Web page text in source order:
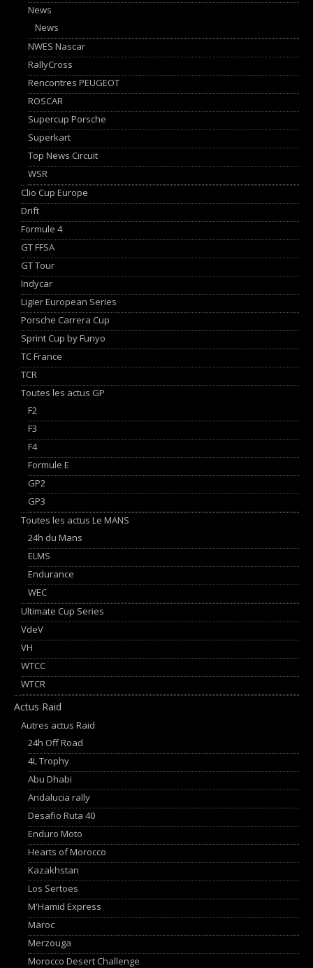
News
News
NWES Nascar
RallyCross
Rencontres PEUGEOT
ROSCAR
Supercup Porsche
Superkart
Top News Circuit
WSR
Clio Cup Europe
Drift
Formule 4
GT FFSA
GT Tour
Indycar
Ligier European Series
Porsche Carrera Cup
Sprint Cup by Funyo
TC France
TCR
Toutes les actus GP
F2
F3
F4
Formule E
GP2
GP3
Toutes les actus Le MANS
24h du Mans
ELMS
Endurance
WEC
Ultimate Cup Series
VdeV
VH
WTCC
WTCR
Actus Raid
Autres actus Raid
24h Off Road
4L Trophy
Abu Dhabi
Andalucia rally
Desafio Ruta 40
Enduro Moto
Hearts of Morocco
Kazakhstan
Los Sertoes
M'Hamid Express
Maroc
Merzouga
Morocco Desert Challenge